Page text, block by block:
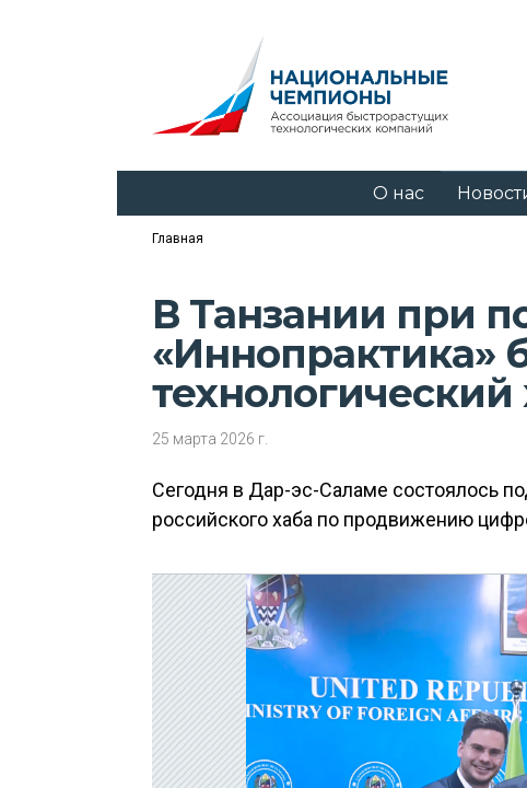
О нас
Главная
В Танзании при
«Иннопрактика»
технологический
25 марта 2026 г.
Сегодня в Дар-эс-Саламе состоялось
российского хаба по продвижению